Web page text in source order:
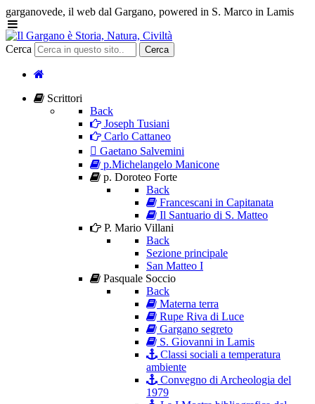
garganovede, il web dal Gargano, powered in S. Marco in Lamis
Cerca Cerca
Scrittori
Back
Joseph Tusiani
Carlo Cattaneo
Gaetano Salvemini
p.Michelangelo Manicone
p. Doroteo Forte
Back
Francescani in Capitanata
Il Santuario di S. Matteo
P. Mario Villani
Back
Sezione principale
San Matteo I
Pasquale Soccio
Back
Materna terra
Rupe Riva di Luce
Gargano segreto
S. Giovanni in Lamis
Classi sociali a temperatura
ambiente
Convegno di Archeologia del
1979